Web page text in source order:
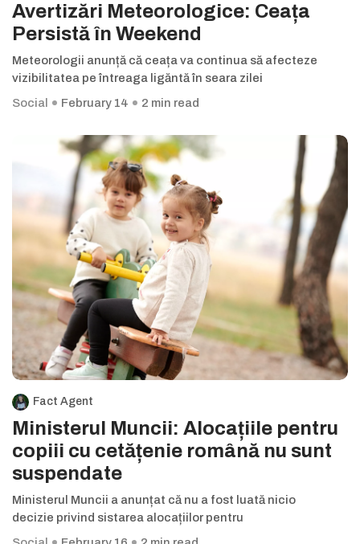
Avertizări Meteorologice: Ceața
Persistă în Weekend
Meteorologii anunță că ceața va continua să afecteze
vizibilitatea pe întreaga ligăntă în seara zilei
Social
February 14 2 min read
Fact Agent
Ministerul Muncii: Alocațiile pentru
copiii cu cetățenie română nu sunt
suspendate
Ministerul Muncii a anunțat că nu a fost luată nicio
decizie privind sistarea alocațiilor pentru